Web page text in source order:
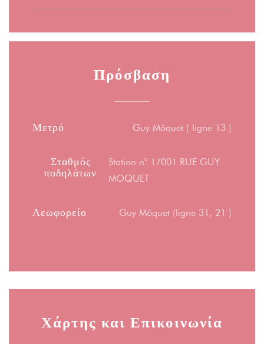
Πρόσβαση
Μετρό Guy Môquet ( ligne 13 )
Σταθμός
ποδηλάτων
Station n° 17001 RUE GUY
MOQUET
Λεωφορείο Guy Môquet (ligne 31, 21 )
Χάρτης και Επικοινωνία